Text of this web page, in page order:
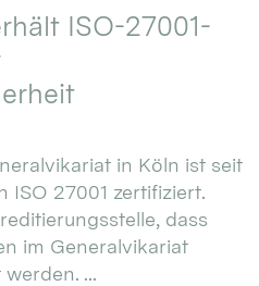
ISO-27001-
in Köln ist seit
ISO 27001 zertifiziert.
dass
im Generalvikariat
...